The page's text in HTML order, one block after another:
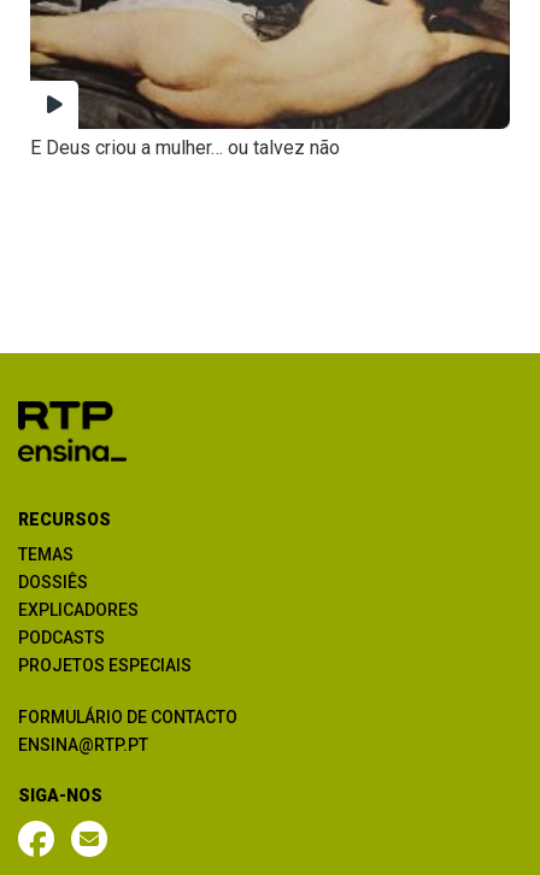
E Deus criou a mulher… ou talvez não
RECURSOS
TEMAS
DOSSIÊS
EXPLICADORES
PODCASTS
PROJETOS ESPECIAIS
FORMULÁRIO DE CONTACTO
ENSINA@RTP.PT
SIGA-NOS